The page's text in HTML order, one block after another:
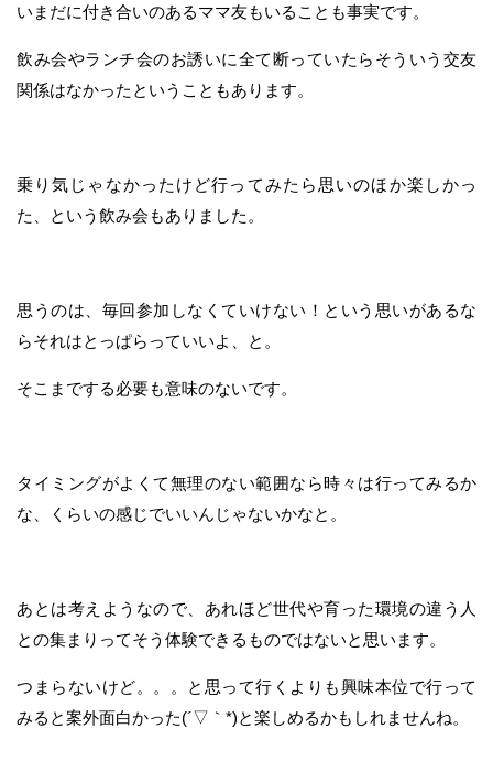
いまだに付き合いのあるママ友もいることも事実です。
飲み会やランチ会のお誘いに全て断っていたらそういう交友
関係はなかったということもあります。
乗り気じゃなかったけど行ってみたら思いのほか楽しかっ
た、という飲み会もありました。
思うのは、毎回参加しなくていけない！という思いがあるな
らそれはとっぱらっていいよ、と。
そこまでする必要も意味のないです。
タイミングがよくて無理のない範囲なら時々は行ってみるか
な、くらいの感じでいいんじゃないかなと。
あとは考えようなので、あれほど世代や育った環境の違う人
との集まりってそう体験できるものではないと思います。
つまらないけど。。。と思って行くよりも興味本位で行って
みると案外面白かった(´▽｀*)と楽しめるかもしれませんね。